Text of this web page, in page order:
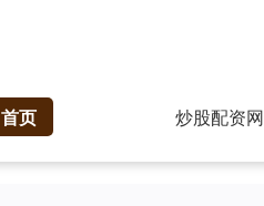
首页 炒股配资网